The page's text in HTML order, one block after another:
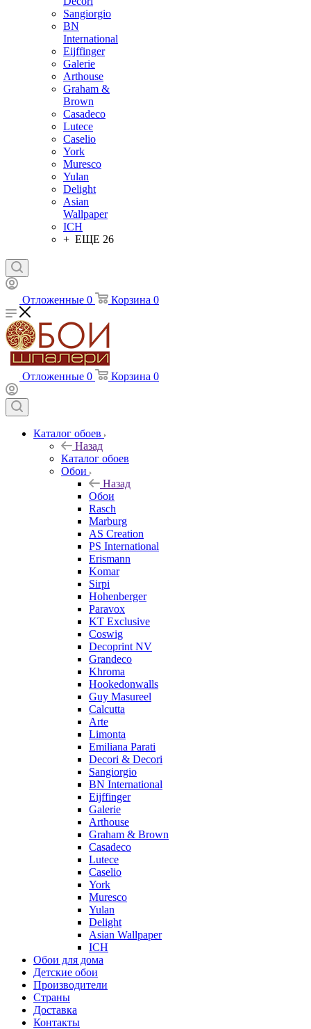
Sangiorgio
BN
International
Eijffinger
Galerie
Arthouse
Graham &
Brown
Casadeco
Lutece
Caselio
York
Muresco
Yulan
Delight
Asian
Wallpaper
ICH
+ ЕЩЕ 26
Отложенные 0 Корзина 0
Отложенные 0 Корзина 0
Каталог обоев
Назад
Каталог обоев
Обои
Назад
Обои
Rasch
Marburg
AS Creation
PS International
Erismann
Komar
Sirpi
Hohenberger
Paravox
KT Exclusive
Coswig
Decoprint NV
Grandeco
Khroma
Hookedonwalls
Guy Masureel
Calcutta
Arte
Limonta
Emiliana Parati
Decori & Decori
Sangiorgio
BN International
Eijffinger
Galerie
Arthouse
Graham & Brown
Casadeco
Lutece
Caselio
York
Muresco
Yulan
Delight
Asian Wallpaper
ICH
Обои для дома
Детские обои
Производители
Страны
Доставка
Контакты